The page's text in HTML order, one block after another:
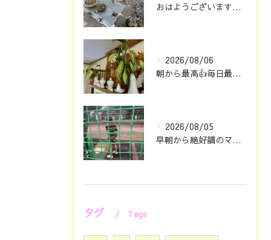
おはようございます🖐️😊
2026/08/06
朝から最高👍毎日最幸の😁マツジン社長でございます🤗
2026/08/05
早朝から絶好調のマツジン社長でございます✌️😁
タグ Tags